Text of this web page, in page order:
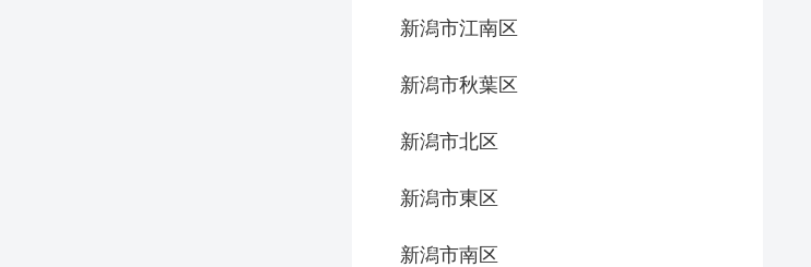
新潟市江南区
新潟市秋葉区
新潟市北区
新潟市東区
新潟市南区